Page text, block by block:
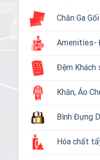
Chăn Ga
Amenities-
Đệm Khách
Khăn, Áo
Bình Đựng
Hóa chất